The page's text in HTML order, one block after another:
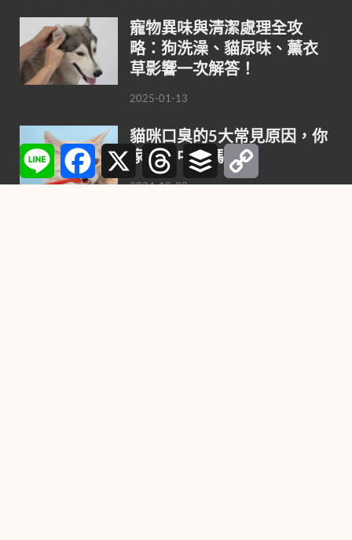
寵物異味與清潔處理全攻
略：狗洗澡、貓尿味、薰衣
草影響一次解答！
2025-01-13
貓咪口臭的5大常見原因，你
家貓咪中了嗎？
2024-10-23
Line Facebook
X ThreadsBuffer